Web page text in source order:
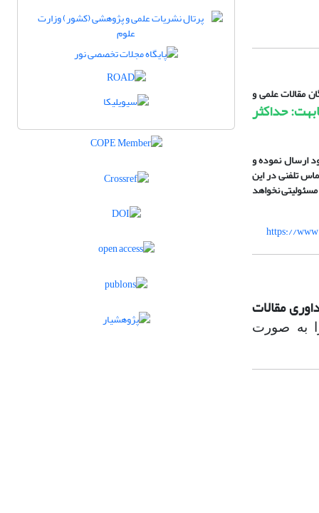
مقالات علمی و
حداکثر
ارسال نموده و
تلفنی در این
نخواهد
مقالات
به صورت